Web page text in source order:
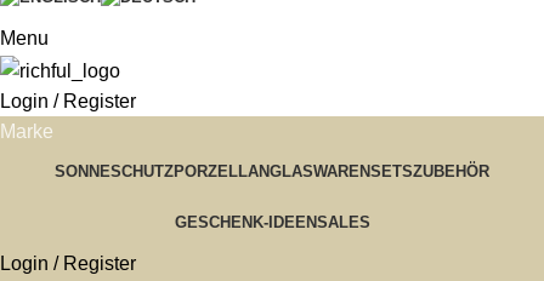
Menu
Login / Register
Marke
SONNESCHUTZPORZELLANGLASWARENSETSZUBEHÖR
GESCHENK-IDEENSALES
Login / Register